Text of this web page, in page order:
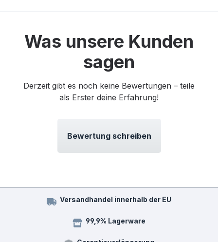
Was unsere Kunden
sagen
Derzeit gibt es noch keine Bewertungen – teile
als Erster deine Erfahrung!
Bewertung schreiben
Versandhandel innerhalb der EU
99,9% Lagerware